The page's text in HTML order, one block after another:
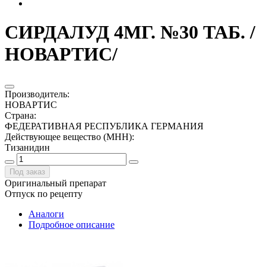
СИРДАЛУД 4МГ. №30 ТАБ. /
НОВАРТИС/
Производитель:
НОВАРТИС
Страна:
ФЕДЕРАТИВНАЯ РЕСПУБЛИКА ГЕРМАНИЯ
Действующее вещество (МНН):
Тизанидин
Под заказ
Оригинальный препарат
Отпуск по рецепту
Аналоги
Подробное описание